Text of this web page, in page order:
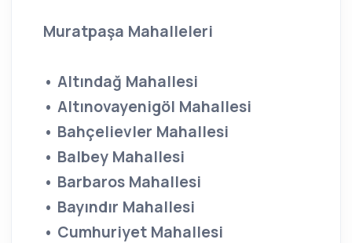
Muratpaşa Mahalleleri
• Altındağ Mahallesi
• Altınovayenigöl Mahallesi
• Bahçelievler Mahallesi
• Balbey Mahallesi
• Barbaros Mahallesi
• Bayındır Mahallesi
• Cumhuriyet Mahallesi